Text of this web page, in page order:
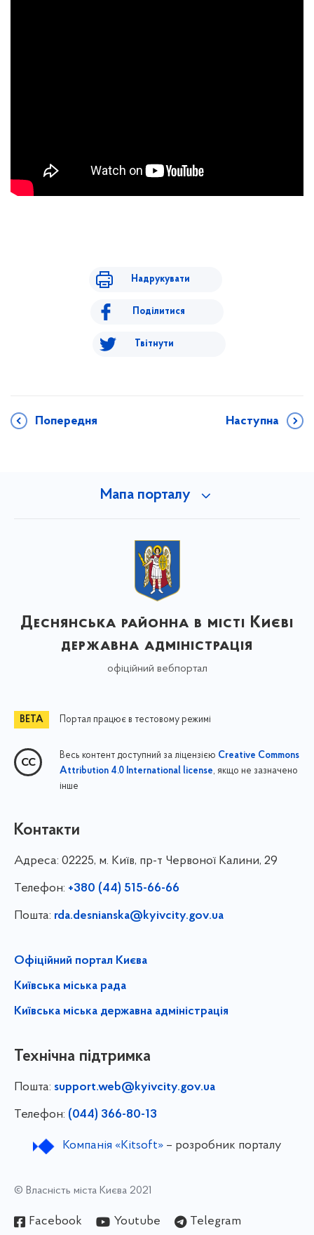
Надрукувати
Поділитися
Твітнути
Попередня Наступна
Мапа порталу
Деснянська районна в місті Києві
державна адміністрація
офіційний вебпортал
Портал працює в тестовому режимі
Весь контент доступний за ліцензією Creative Commons
Attribution 4.0 International license, якщо не зазначено
інше
Контакти
Адреса: 02225, м. Київ, пр-т Червоної Калини, 29
Телефон: +380 (44) 515-66-66
Пошта: rda.desnianska@kyivcity.gov.ua
Офіційний портал Києва
Київська міська рада
Київська міська державна адміністрація
Технічна підтримка
Пошта: support.web@kyivcity.gov.ua
Телефон: (044) 366-80-13
Компанія «Kitsoft»– розробник порталу
© Власність міста Києва 2021
Facebook Youtube
Telegram